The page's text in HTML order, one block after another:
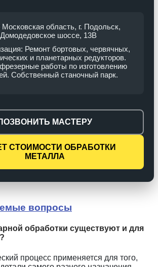
область, г. Подольск,
Домодедовское шоссе, 13В
Ремонт бортовых, червячных,
и планетарных редукторов.
работы по изготовлению
Собственный станочный парк.
МАСТЕРУ
СТОИМОСТИ ОБРАБОТКИ
МЕТАЛЛА
вопросы
обработки существуют и для
процесс применяется для того,